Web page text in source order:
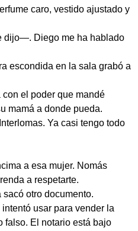
caro, vestido ajustado y
Diego me ha hablado
escondida en la sala grabó a
el poder que mandé
mamá a donde pueda.
Ya casi tengo todo
a esa mujer. Nomás
a respetarte.
otro documento.
usar para vender la
falso. El notario está bajo